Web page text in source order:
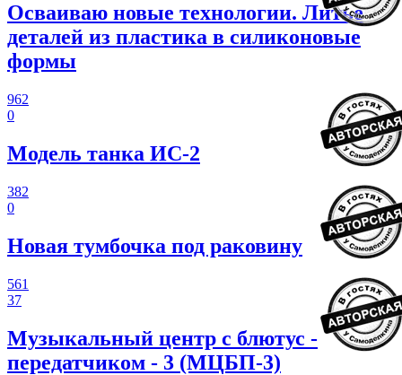
Осваиваю новые технологии. Литье
деталей из пластика в силиконовые
формы
962
0
Модель танка ИС-2
382
0
Новая тумбочка под раковину
561
37
Музыкальный центр с блютус -
передатчиком - 3 (МЦБП-3)